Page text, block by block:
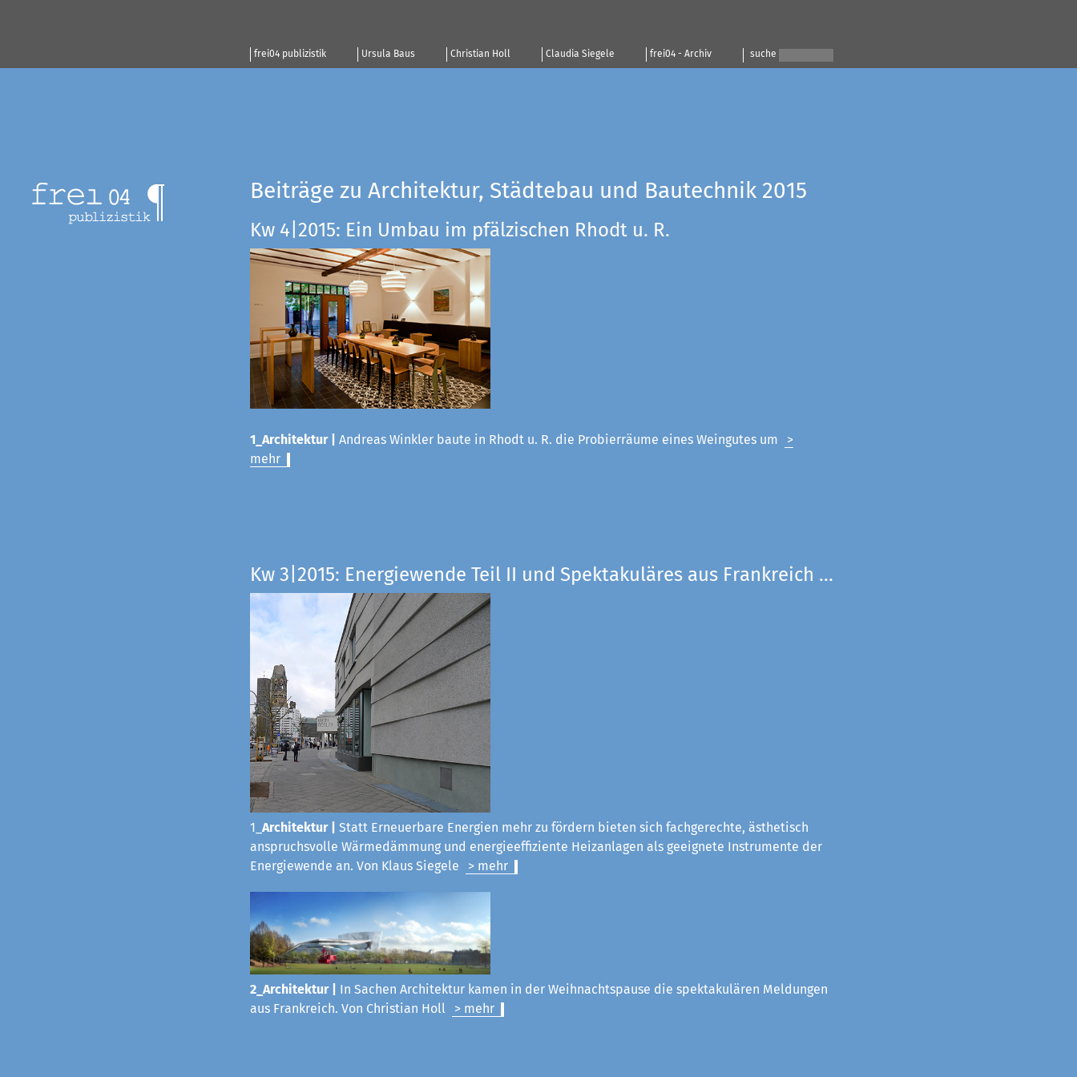
frei04 publizistik Ursula Baus Christian Holl Claudia Siegele frei04 - Archiv suche
Beiträge zu Architektur, Städtebau und Bautechnik 2015
Kw 4|2015: Ein Umbau im pfälzischen Rhodt u. R.
1_Architektur | Andreas Winkler baute in Rhodt u. R. die Probierräume eines Weingutes um
>
mehr
Kw 3|2015: Energiewende Teil II und Spektakuläres aus Frankreich ...
1_ Architektur|
Statt Erneuerbare Energien mehr zu fördern bieten sich fachgerechte, ästhetisch
anspruchsvolle Wärmedämmung und energieeffiziente Heizanlagen als geeignete Instrumente der
Energiewende an. Von Klaus Siegele > mehr
2_Architektur |
In Sachen Architektur kamen in der Weihnachtspause die spektakulären Meldungen
aus Frankreich. Von Christian Holl
> mehr